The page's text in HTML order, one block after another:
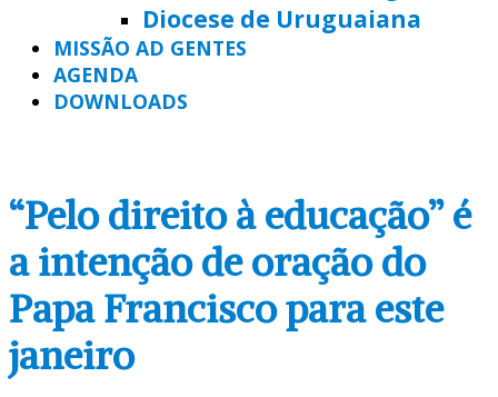
Diocese de Uruguaiana
MISSÃO AD GENTES
AGENDA
DOWNLOADS
“Pelo direito à educação” é
a intenção de oração do
Papa Francisco para este
janeiro